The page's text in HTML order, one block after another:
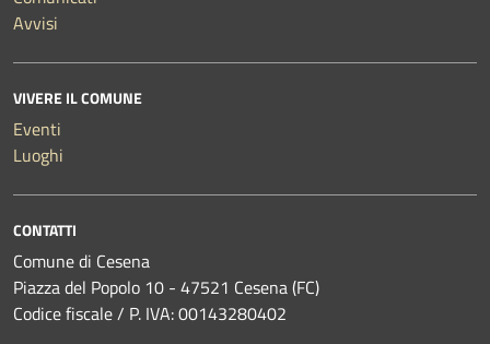
Avvisi
VIVERE IL COMUNE
Eventi
Luoghi
CONTATTI
Comune di Cesena
Piazza del Popolo 10 - 47521 Cesena (FC)
Codice fiscale / P. IVA: 00143280402